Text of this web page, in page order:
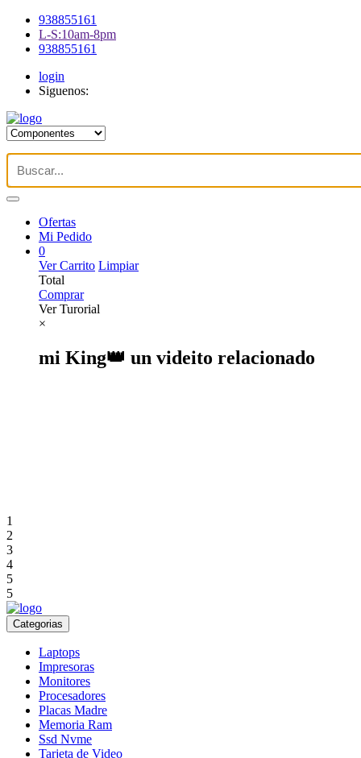
938855161
L-S:10am-8pm
938855161
login
Siguenos:
Ofertas
Mi Pedido
0
Ver Carrito Limpiar
Total
Comprar
Ver Turorial
×
mi King👑 un videito relacionado
1
2
3
4
5
5
Categorias
Laptops
Impresoras
Monitores
Procesadores
Placas Madre
Memoria Ram
Ssd Nvme
Tarjeta de Video